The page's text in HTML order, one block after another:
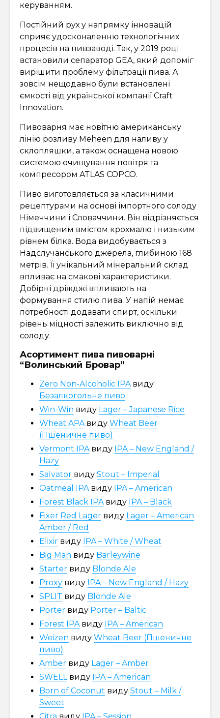
керуванням.
Постійний рух у напрямку інновацій
сприяє удосконаленню технологічних
процесів на пивзаводі. Так, у 2019 році
встановили сепаратор GEA, який допоміг
вирішити проблему фільтрації пива. А
зовсім нещодавно були встановлені
ємкості від української компанії Craft
Innovation.
Пивоварня має новітню американську
лінію розливу Meheen для наливу у
склопляшки, а також оснащена новою
системою очищування повітря та
компресором ATLAS COPCO.
Пиво виготовляється за класичними
рецептурами на основі імпортного солоду
Німеччини і Словаччини. Він відрізняється
підвищеним вмістом крохмалю і низьким
рівнем білка. Вода видобувається з
Надслучанського джерела, глибиною 168
метрів. Її унікальний мінеральний склад
впливає на смакові характеристики.
Добірні дріжджі впливають на
формування стилю пива. У напій немає
потребності додавати спирт, оскільки
рівень міцності залежить виключно від
солоду.
Асортимент пива пивоварні
“Волинський Бровар”
Zero Non-Alcoholic IPAвиду
Безалкогольне пиво
Win-Win виду Lager – Japanese Rice
Wheat APAвиду Wheat Beer
(Пшеничне пиво)
Vermont IPAвиду IPA – New England /
Hazy
Salvator виду Stout – Imperial
Oatmeal IPAвиду IPA – American
Forest Black IPAвиду IPA – Black
Fixer Red Lager виду Lager – American
Amber / Red
Elixir виду IPA – White / Wheat
Big Man виду Barleywine
Starter виду Blonde Ale
Proxy виду IPA – New England / Hazy
SPLIT виду Blonde Ale
Porter виду Porter – Baltic
Forest IPAвиду IPA – American
Weizen виду Wheat Beer (Пшеничне
пиво)
Amber виду Lager – Amber
SWELLвиду IPA – American
Born of Сoconut виду Stout – Milk /
Sweet